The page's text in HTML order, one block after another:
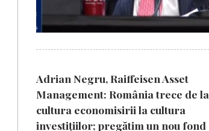
Adrian Negru, Raiffeisen Asset
Management: România trece de la
cultura economisirii la cultura
investițiilor; pregătim un nou fond